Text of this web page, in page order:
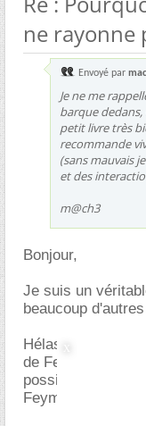
ne rayonne
Envoyé par
Je ne me
barque
petit livre très
recommande
(sans mauvais
et des
m@ch3
Bonjour,
Je suis un
beaucoup
Hélas je constate
de Feymann est
possible ce que
Feymann.